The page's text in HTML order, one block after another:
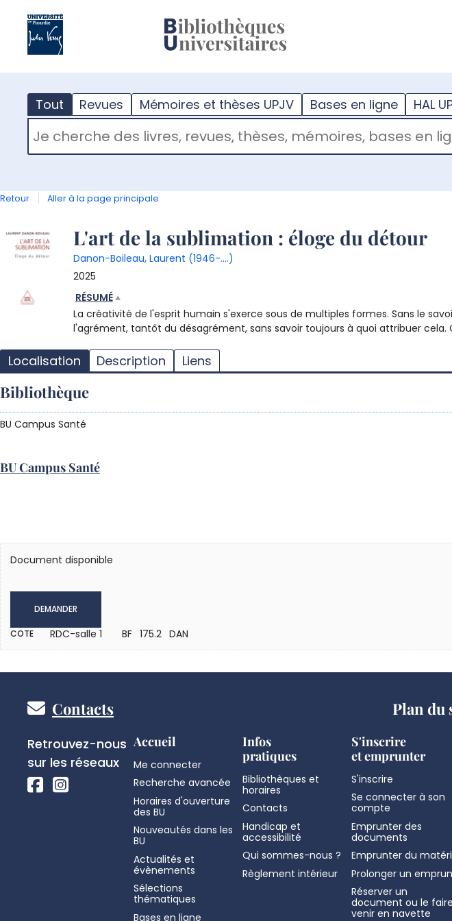
Tout Revues Mémoires et thèses UPJV Bases en ligne HAL
RECHERCHER DANS "TOUT"
Retour Aller à la page principale
Détail
document
L'art de la sublimation : éloge du détour
Danon-Boileau, Laurent (1946-....)
2025
RÉSUMÉ
La créativité de l'esprit humain s'exerce sous de multiples formes. Sans le
l'agrément, tantôt du désagrément, sans savoir toujours à quoi attribuer
Localisation Description Liens
Bibliothèque
BU Campus Santé
BU Campus Santé
Document disponible
DEMANDER
COTE RDC-salle 1 BF 175.2 DAN
Pied
de
page
Contacts
Réseaux
sociaux
Retrouvez-nous
sur les réseaux
Plan du
Accueil
Me connecter
Recherche avancée
Horaires d'ouverture
des BU
Nouveautés dans les
BU
Actualités et
évènements
Sélections
thématiques
Bases en ligne
Infos
pratiques
Bibliothèques et
horaires
Contacts
Handicap et
accessibilité
Qui sommes-nous ?
Règlement intérieur
S'inscrire
et emprunter
S'inscrire
Se connecter à son
compte
Emprunter des
documents
Emprunter du
Prolonger un
Réserver un
document ou le faire
venir en navette